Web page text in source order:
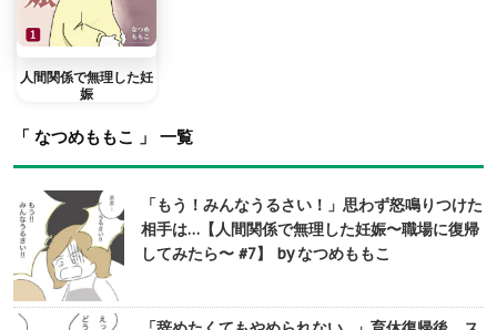
人間関係で無理した妊
娠
「 なつめももこ 」 一覧
「もう！みんなうるさい！」思わず怒鳴りつけた
相手は…【人間関係で無理した妊娠〜職場に復帰
してみたら〜 #7】 by なつめももこ